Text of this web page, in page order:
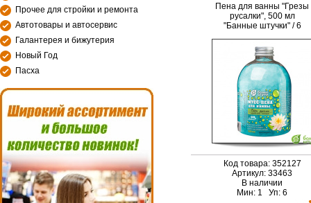
Прочее для стройки и ремонта
Автотовары и автосервис
Галантерея и бижутерия
Новый Год
Пасха
Пена для ванны "Грезы
русалки", 500 мл
"Банные штучки" / 6
Код товара: 352127
Артикул: 33463
В наличии
Мин: 1 Уп: 6